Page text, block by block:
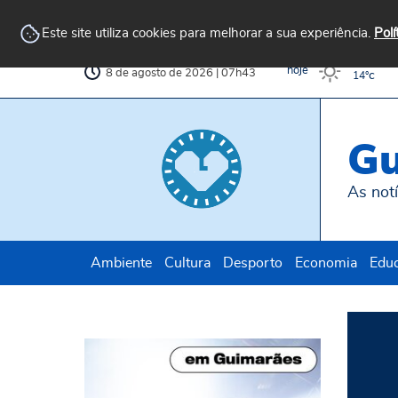
Este site utiliza cookies para melhorar a sua experiência.
Municipal
Municipal
8 de agosto de 2026 | 07h43 hoje 14°c
As
Ambiente Cultura Desporto Economia